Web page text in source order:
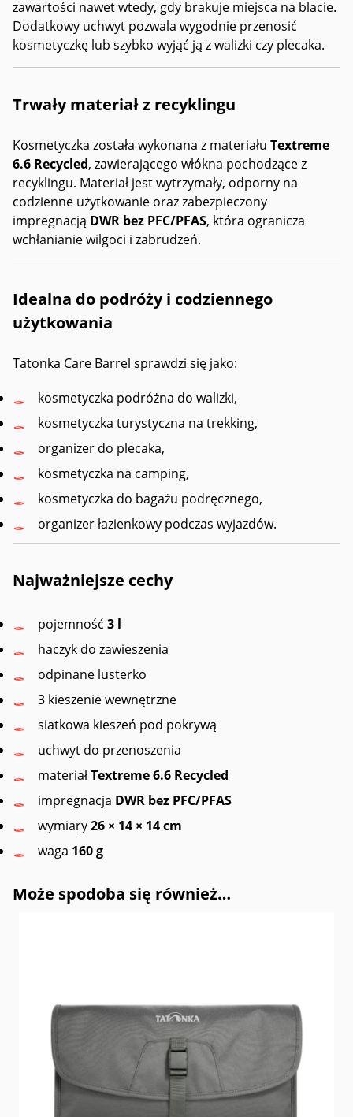
zawartości nawet wtedy, gdy brakuje miejsca na blacie.
Dodatkowy uchwyt pozwala wygodnie przenosić
kosmetyczkę lub szybko wyjąć ją z walizki czy plecaka.
Trwały materiał z recyklingu
Kosmetyczka została wykonana z materiału Textreme
6.6 Recycled, zawierającego włókna pochodzące z
recyklingu. Materiał jest wytrzymały, odporny na
codzienne użytkowanie oraz zabezpieczony
impregnacją DWR bez PFC/PFAS, która ogranicza
wchłanianie wilgoci i zabrudzeń.
Idealna do podróży i codziennego
użytkowania
Tatonka Care Barrel sprawdzi się jako:
kosmetyczka podróżna do walizki,
kosmetyczka turystyczna na trekking,
organizer do plecaka,
kosmetyczka na camping,
kosmetyczka do bagażu podręcznego,
organizer łazienkowy podczas wyjazdów.
Najważniejsze cechy
pojemność 3 l
haczyk do zawieszenia
odpinane lusterko
3 kieszenie wewnętrzne
siatkowa kieszeń pod pokrywą
uchwyt do przenoszenia
materiałTextreme 6.6 Recycled
impregnacja DWR bez PFC/PFAS
wymiary26 × 14 × 14 cm
waga 160 g
Może spodoba się również…